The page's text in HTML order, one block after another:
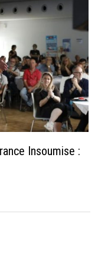
Insoumise :